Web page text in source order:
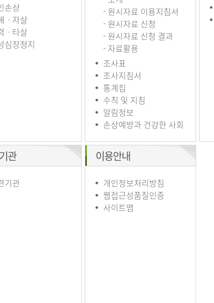
손상
ㆍ자살
ㆍ타살
심장정지
- 원시자료 이용지침서
- 원시자료 신청
- 원시자료 신청 결과
- 자료활용
조사표
조사지침서
통계집
수칙 및 지침
알림정보
손상예방과 건강한 사회
관
기관
이용안내
개인정보처리방침
웹접근성품질인증
사이트맵